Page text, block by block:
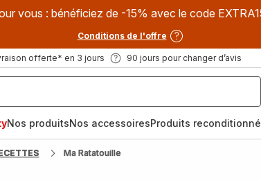
vous : bénéficiez de -15% avec le code
Conditions de l'offre
offerte* en 3 jours 90 jours pour changer d’avis
Nos produitsNos accessoiresProduits
Ma Ratatouille